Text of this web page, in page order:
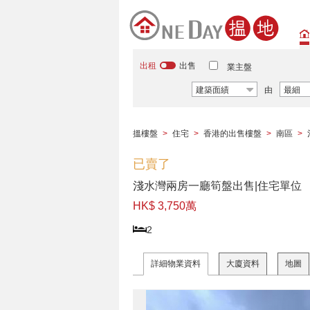
出租 出售 業主盤
建築面績 由 最細
搵樓盤 > 住宅 > 香港的出售樓盤 > 南區 >
已賣了
淺水灣兩房一廳筍盤出售|住宅單位
HK$ 3,750萬
2
詳細物業資料 大廈資料 地圖